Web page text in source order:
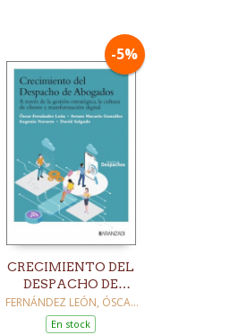
-5%
CRECIMIENTO DEL
DESPACHO DE
ABOGADOS
FERNÁNDEZ LEÓN, ÓSCAR
ARTURO / NAVARRO,En stock